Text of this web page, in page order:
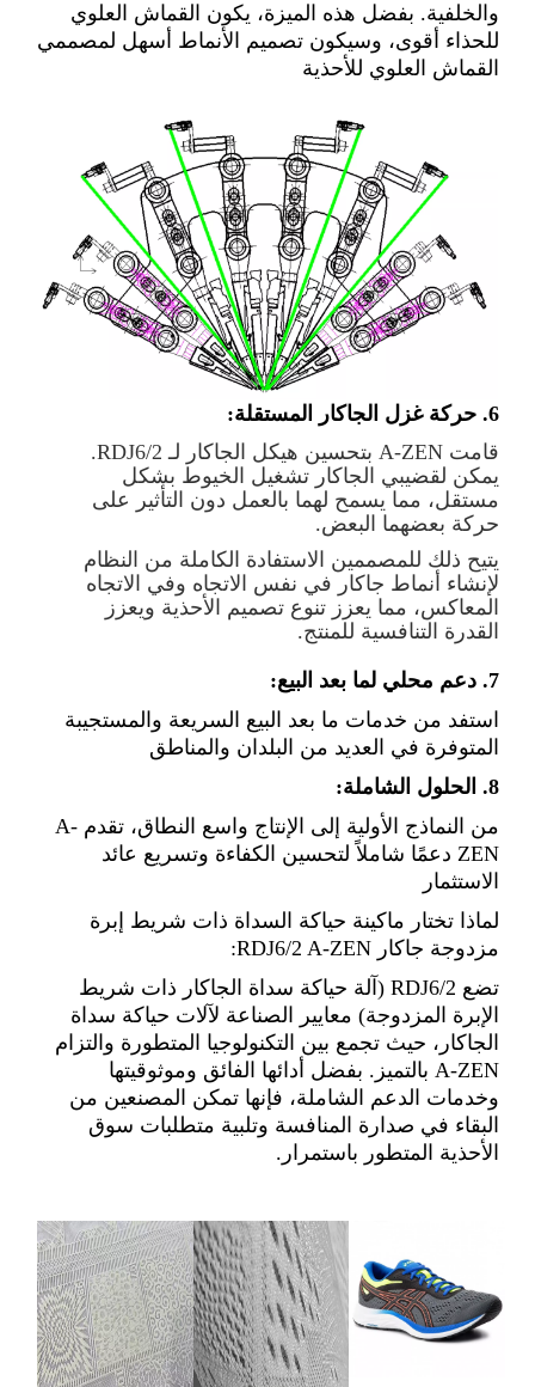
والخلفية. بفضل هذه الميزة، يكون القماش العلوي
للحذاء أقوى، وسيكون تصميم الأنماط أسهل لمصممي
القماش العلوي للأحذية
6. حركة غزل الجاكار المستقلة:
قامت A-ZEN بتحسين هيكل الجاكار لـ RDJ6/2.
يمكن لقضيبي الجاكار تشغيل الخيوط بشكل
مستقل، مما يسمح لهما بالعمل دون التأثير على
حركة بعضهما البعض.
يتيح ذلك للمصممين الاستفادة الكاملة من النظام
لإنشاء أنماط جاكار في نفس الاتجاه وفي الاتجاه
المعاكس، مما يعزز تنوع تصميم الأحذية ويعزز
القدرة التنافسية للمنتج.
7. دعم محلي لما بعد البيع:
استفد من خدمات ما بعد البيع السريعة والمستجيبة
المتوفرة في العديد من البلدان والمناطق
8. الحلول الشاملة:
من النماذج الأولية إلى الإنتاج واسع النطاق، تقدم A-
ZEN دعمًا شاملاً لتحسين الكفاءة وتسريع عائد
الاستثمار
لماذا تختار ماكينة حياكة السداة ذات شريط إبرة
مزدوجة جاكار RDJ6/2 A-ZEN:
تضع RDJ6/2 (آلة حياكة سداة الجاكار ذات شريط
الإبرة المزدوجة) معايير الصناعة لآلات حياكة سداة
الجاكار، حيث تجمع بين التكنولوجيا المتطورة والتزام
A-ZEN بالتميز. بفضل أدائها الفائق وموثوقيتها
وخدمات الدعم الشاملة، فإنها تمكن المصنعين من
البقاء في صدارة المنافسة وتلبية متطلبات سوق
الأحذية المتطور باستمرار.